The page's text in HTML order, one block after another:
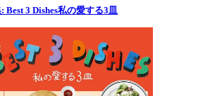
Best 3 Dishes私の愛する3皿